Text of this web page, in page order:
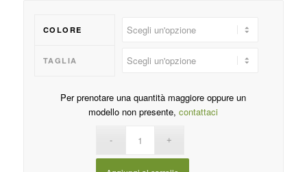
COLORE
TAGLIA
Per prenotare una quantità maggiore oppure un
modello non presente,contattaci